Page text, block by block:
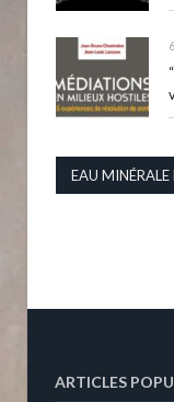
EAU MINÉRALE
ARTICLES